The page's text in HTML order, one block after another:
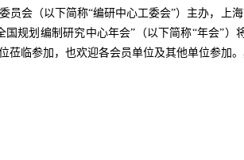
员会（以下简称“编研中心工委会”）主办，上
国规划编制研究中心年会”（以下简称“年会”）
莅临参加，也欢迎各会员单位及其他单位参加。